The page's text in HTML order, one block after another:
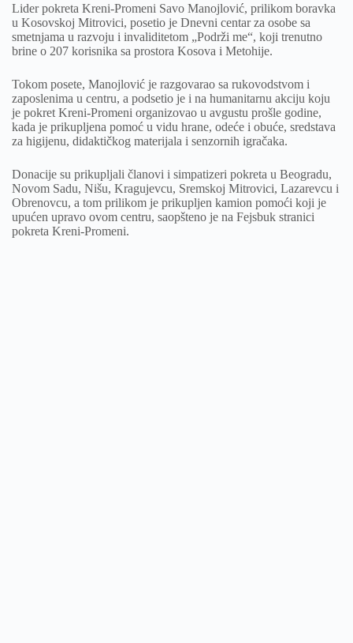
Lider pokreta Kreni-Promeni Savo Manojlović, prilikom boravka
u Kosovskoj Mitrovici, posetio je Dnevni centar za osobe sa
smetnjama u razvoju i invaliditetom „Podrži me“, koji trenutno
brine o 207 korisnika sa prostora Kosova i Metohije.
Tokom posete, Manojlović je razgovarao sa rukovodstvom i
zaposlenima u centru, a podsetio je i na humanitarnu akciju koju
je pokret Kreni-Promeni organizovao u avgustu prošle godine,
kada je prikupljena pomoć u vidu hrane, odeće i obuće, sredstava
za higijenu, didaktičkog materijala i senzornih igračaka.
Donacije su prikupljali članovi i simpatizeri pokreta u Beogradu,
Novom Sadu, Nišu, Kragujevcu, Sremskoj Mitrovici, Lazarevcu i
Obrenovcu, a tom prilikom je prikupljen kamion pomoći koji je
upućen upravo ovom centru, saopšteno je na Fejsbuk stranici
pokreta Kreni-Promeni.